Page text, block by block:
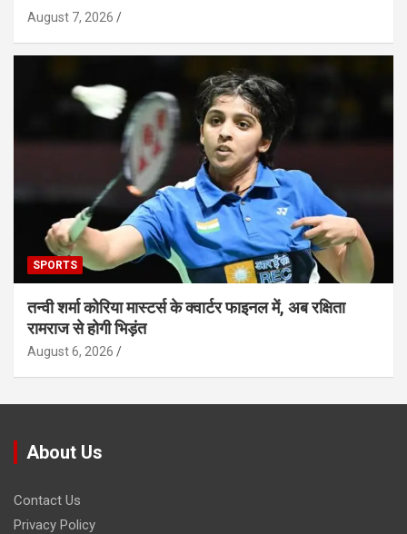
August 7, 2026
SPORTS
तन्वी शर्मा कोरिया मास्टर्स के क्वार्टर फाइनल में, अब रक्षिता
रामराज से होगी भिड़ंत
August 6, 2026
About Us
Contact Us
Privacy Policy